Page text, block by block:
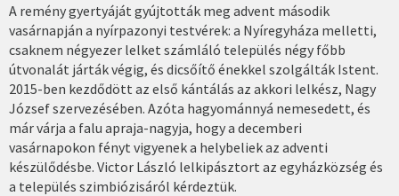
A remény gyertyáját gyújtották meg advent második
vasárnapján a nyírpazonyi testvérek: a Nyíregyháza melletti,
csaknem négyezer lelket számláló település négy főbb
útvonalát járták végig, és dicsőítő énekkel szolgálták Istent.
2015-ben kezdődött az első kántálás az akkori lelkész, Nagy
József szervezésében. Azóta hagyománnyá nemesedett, és
már várja a falu apraja-nagyja, hogy a decemberi
vasárnapokon fényt vigyenek a helybeliek az adventi
készülődésbe. Victor László lelkipásztort az egyházközség és
a település szimbiózisáról kérdeztük.